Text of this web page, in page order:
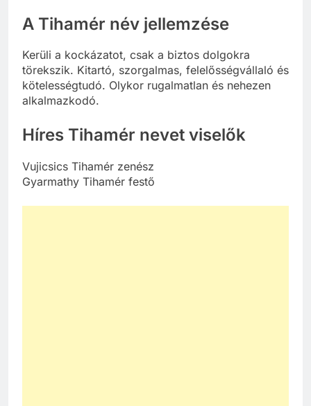
A Tihamér név jellemzése
Kerüli a kockázatot, csak a biztos dolgokra
törekszik. Kitartó, szorgalmas, felelősségvállaló és
kötelességtudó. Olykor rugalmatlan és nehezen
alkalmazkodó.
Híres Tihamér nevet viselők
Vujicsics Tihamér zenész
Gyarmathy Tihamér festő